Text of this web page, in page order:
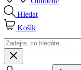
Hledat
Košík